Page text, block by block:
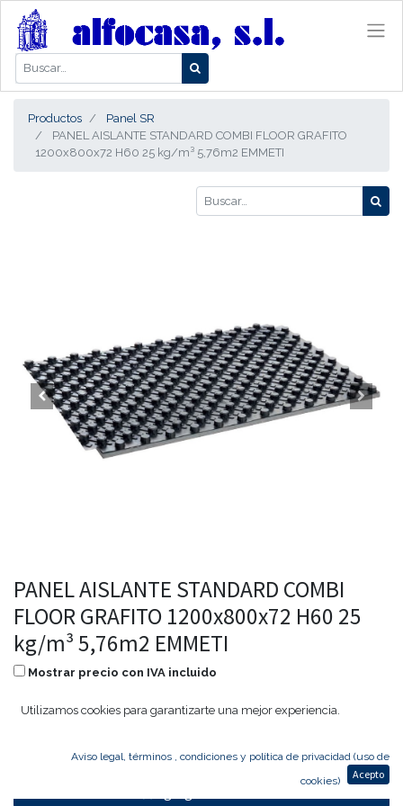
Productos
Panel SR
PANEL AISLANTE STANDARD COMBI FLOOR GRAFITO
1200x800x72 H60 25 kg/m³ 5,76m2 EMMETI
PANEL AISLANTE STANDARD COMBI
FLOOR GRAFITO 1200x800x72 H60 25
kg/m³ 5,76m2 EMMETI
Mostrar precio con IVA incluido
220,90€ 176,72€
Utilizamos cookies para garantizarte una mejor experiencia.
Aviso legal, términos , condiciones y política de privacidad (uso de
cookies)
Acepto